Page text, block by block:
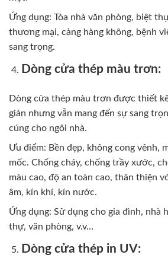
Ứng dụng: Tòa nhà văn phòng, biệt
thương mại, cảng hàng không, bệnh
sang trọng.
Dòng cửa thép màu trơn:
Dòng cửa thép màu trơn được thiết
giản nhưng vẫn mang đến sự sang
cúng cho ngôi nhà.
Ưu điểm: Bền đẹp, không cong vênh,
mốc. Chống cháy, chống trầy xước,
màu cao, độ an toàn cao, thân thiện
âm, kín khí, kín nước.
Ứng dụng: Sử dụng cho gia đình, nhà
thự, văn phòng, v.v…
Dòng cửa thép in UV: